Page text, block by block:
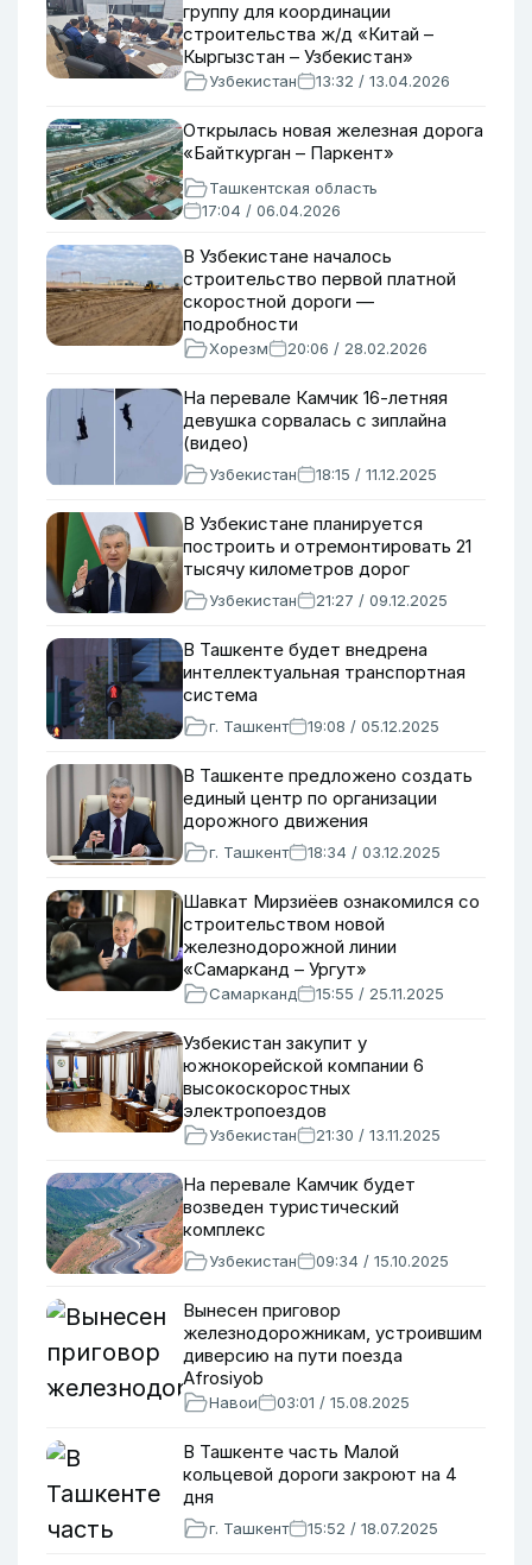
группу для координации
строительства ж/д «Китай –
Кыргызстан – Узбекистан»
Узбекистан 13:32 / 13.04.2026
Открылась новая железная дорога
«Байткурган – Паркент»
Ташкентская область
17:04 / 06.04.2026
В Узбекистане началось
строительство первой платной
скоростной дороги —
подробности
Хорезм 20:06 / 28.02.2026
На перевале Камчик 16-летняя
девушка сорвалась с зиплайна
(видео)
Узбекистан 18:15 / 11.12.2025
В Узбекистане планируется
построить и отремонтировать 21
тысячу километров дорог
Узбекистан 21:27 / 09.12.2025
В Ташкенте будет внедрена
интеллектуальная транспортная
система
г. Ташкент 19:08 / 05.12.2025
В Ташкенте предложено создать
единый центр по организации
дорожного движения
г. Ташкент 18:34 / 03.12.2025
Шавкат Мирзиёев ознакомился со
строительством новой
железнодорожной линии
«Самарканд – Ургут»
Самарканд 15:55 / 25.11.2025
Узбекистан закупит у
южнокорейской компании 6
высокоскоростных
электропоездов
Узбекистан 21:30 / 13.11.2025
На перевале Камчик будет
возведен туристический
комплекс
Узбекистан 09:34 / 15.10.2025
Вынесен приговор
железнодорожникам, устроившим
диверсию на пути поезда
Afrosiyob
Навои 03:01 / 15.08.2025
В Ташкенте часть Малой
кольцевой дороги закроют на 4
дня
г. Ташкент 15:52 / 18.07.2025